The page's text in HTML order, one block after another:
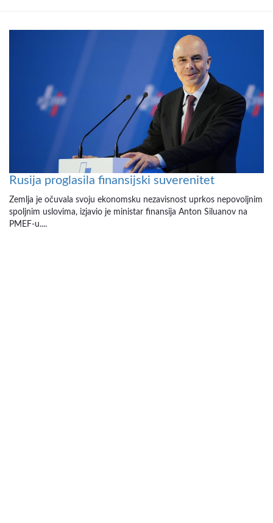
Rusija proglasila finansijski suverenitet
Zemlja je očuvala svoju ekonomsku nezavisnost uprkos nepovoljnim
spoljnim uslovima, izjavio je ministar finansija Anton Siluanov na
PMEF-u....